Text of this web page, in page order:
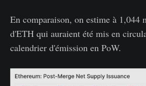
En comparaison, on estime à
d'ETH qui auraient été mis en
calendrier d'émission en PoW.